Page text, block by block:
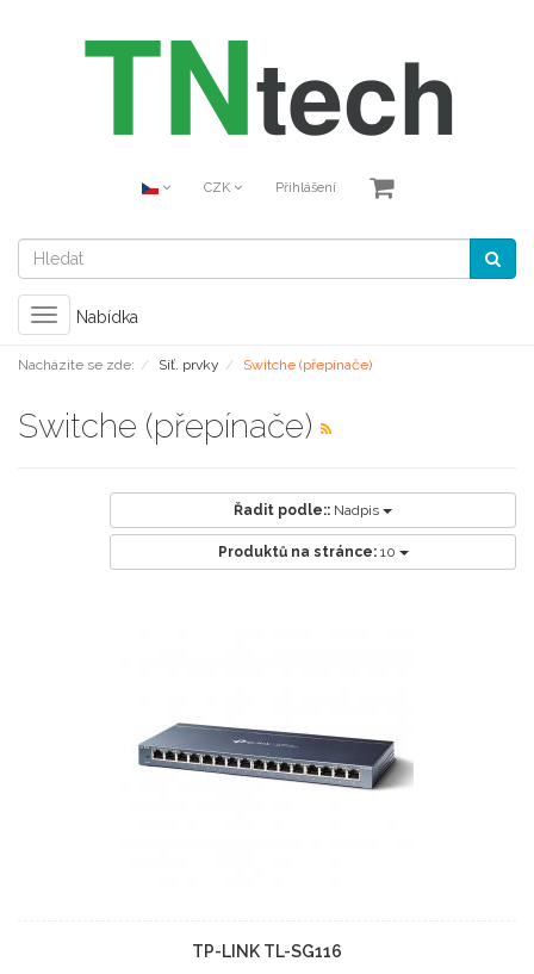
CZK Přihlášení
Toggle
navigation
Nabídka
Nacházíte se zde: Síť. prvky Switche (přepínače)
Switche (přepínače)
Řadit podle:: Nadpis
Produktů na stránce: 10
TP-LINK TL-SG116